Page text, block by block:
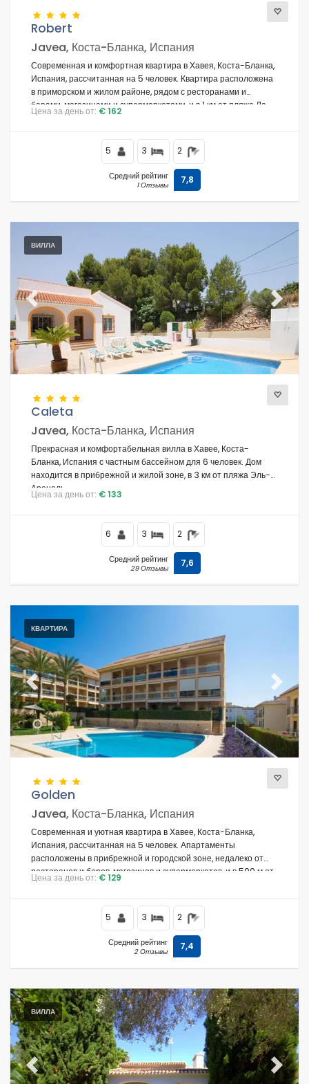
Robert
Javea, Коста-Бланка, Испания
Современная и комфортная квартира в Хавея, Коста-Бланка,
Испания, рассчитанная на 5 человек. Квартира расположена
в приморском и жилом районе, рядом с ресторанами и
барами, магазинами и супермаркетами, и в 1 км от пляжа Ла
Грава.
Цена за день от: € 162
5 3 2
Средний рейтинг
1 Отзывы 7,8
ВИЛЛА
Previous Next
Caleta
Javea, Коста-Бланка, Испания
Прекрасная и комфортабельная вилла в Хавее, Коста-
Бланка, Испания с частным бассейном для 6 человек. Дом
находится в прибрежной и жилой зоне, в 3 км от пляжа Эль-
Ареналь.
Цена за день от: € 133
6 3 2
Средний рейтинг
29 Отзывы 7,6
КВАРТИРА
Previous Next
Golden
Javea, Коста-Бланка, Испания
Современная и уютная квартира в Хавее, Коста-Бланка,
Испания, рассчитанная на 5 человек. Апартаменты
расположены в прибрежной и городской зоне, недалеко от
ресторанов и баров, магазинов и супермаркетов, и в 500 м от
пляжа Ла Грава.
Цена за день от: € 129
5 3 2
Средний рейтинг
2 Отзывы 7,4
ВИЛЛА
Previous Next